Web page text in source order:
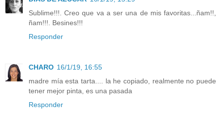
Sublime!!!. Creo que va a ser una de mis favoritas...ñam!!,
ñam!!!. Besines!!!
Responder
CHARO 16/1/19, 16:55
madre mía esta tarta.... la he copiado, realmente no puede
tener mejor pinta, es una pasada
Responder